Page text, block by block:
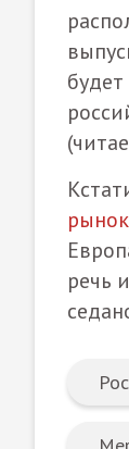
рынок
речь